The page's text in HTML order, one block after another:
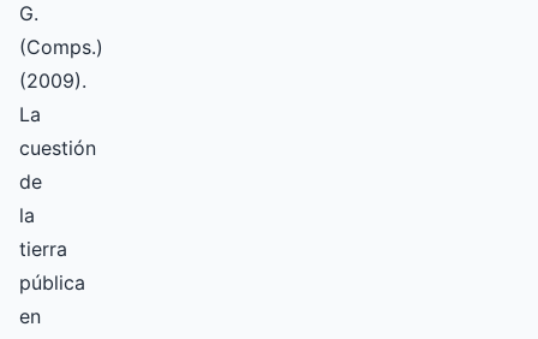
G.
(Comps.)
(2009).
La
cuestión
de
la
tierra
pública
en